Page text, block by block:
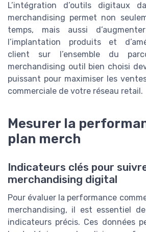
L’intégration d’outils digitaux
merchandising permet non
temps, mais aussi
l’implantation produits et
client sur l’ensemble du
merchandising outil bien choisi
puissant pour maximiser les
commerciale de votre réseau retail.
Mesurer la
plan merch
Indicateurs clés pour
merchandising digital
Pour évaluer la performance
merchandising, il est essentiel
indicateurs précis. Ces données